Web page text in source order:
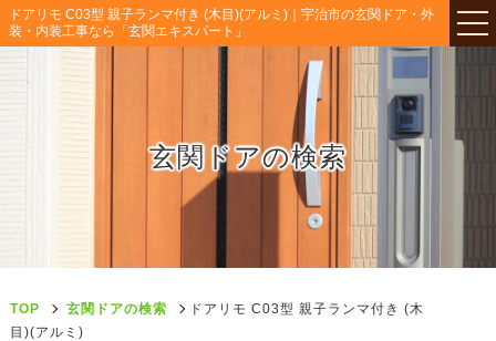
ドアリモ C03型 親子ランマ付き (木目)(アルミ)｜宇治市の玄関ドア・外
装・内装工事なら「玄関エキスパート」
玄関ドアの検索
TOP 玄関ドアの検索
ドアリモ C03型 親子ランマ付き (木
目)(アルミ)